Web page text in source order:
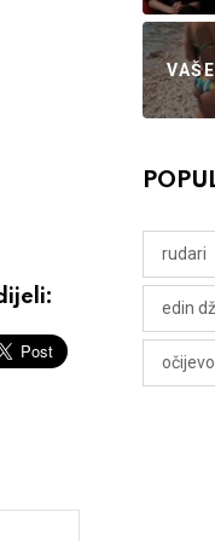
rudari
edin
očijevo